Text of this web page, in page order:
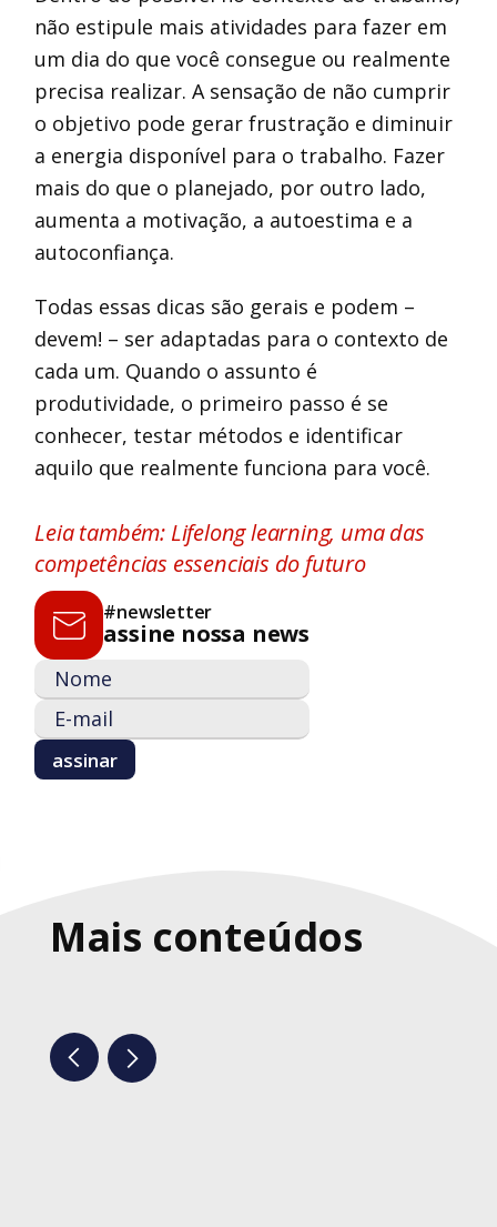
não estipule mais atividades para fazer em
um dia do que você consegue ou realmente
precisa realizar. A sensação de não cumprir
o objetivo pode gerar frustração e diminuir
a energia disponível para o trabalho. Fazer
mais do que o planejado, por outro lado,
aumenta a motivação, a autoestima e a
autoconfiança.
Todas essas dicas são gerais e podem –
devem! – ser adaptadas para o contexto de
cada um. Quando o assunto é
produtividade, o primeiro passo é se
conhecer, testar métodos e identificar
aquilo que realmente funciona para você.
Leia também: Lifelong learning, uma das
competências essenciais do futuro
#newsletter
assine nossa news
Mais conteúdos